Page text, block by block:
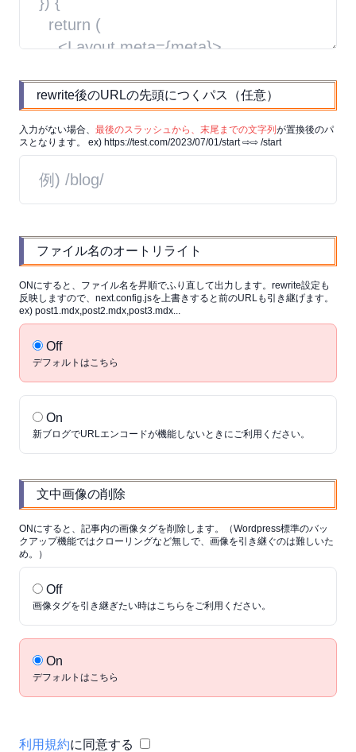
rewrite後のURLの先頭につくパス（任意）
入力がない場合、 最後のスラッシュから、末尾までの文字列 が置換後のパ
スとなります。 ex) https://test.com/2023/07/01/start ⇨⇨ /start
ファイル名のオートリライト
ONにすると、ファイル名を昇順でふり直して出力します。rewrite設定も
反映しますので、next.config.jsを上書きすると前のURLも引き継げます。
ex) post1.mdx,post2.mdx,post3.mdx...
Off
デフォルトはこちら
On
新ブログでURLエンコードが機能しないときにご利用ください。
文中画像の削除
ONにすると、記事内の画像タグを削除します。（Wordpress標準のバッ
クアップ機能ではクローリングなど無しで、画像を引き継ぐのは難しいた
め。）
Off
画像タグを引き継ぎたい時はこちらをご利用ください。
On
デフォルトはこちら
利用規約に同意する